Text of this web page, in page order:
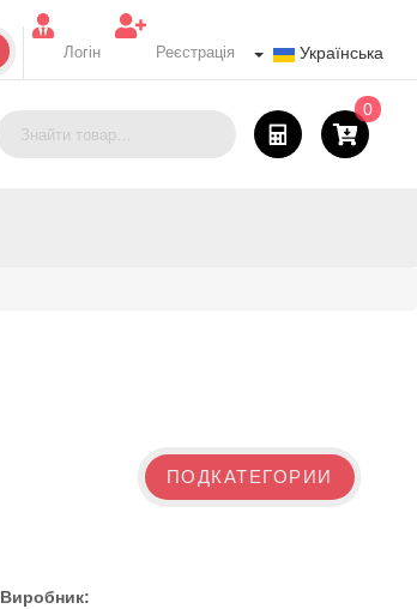
Логін Реєстрація Українська
0
ПОДКАТЕГОРИИ
Виробник: